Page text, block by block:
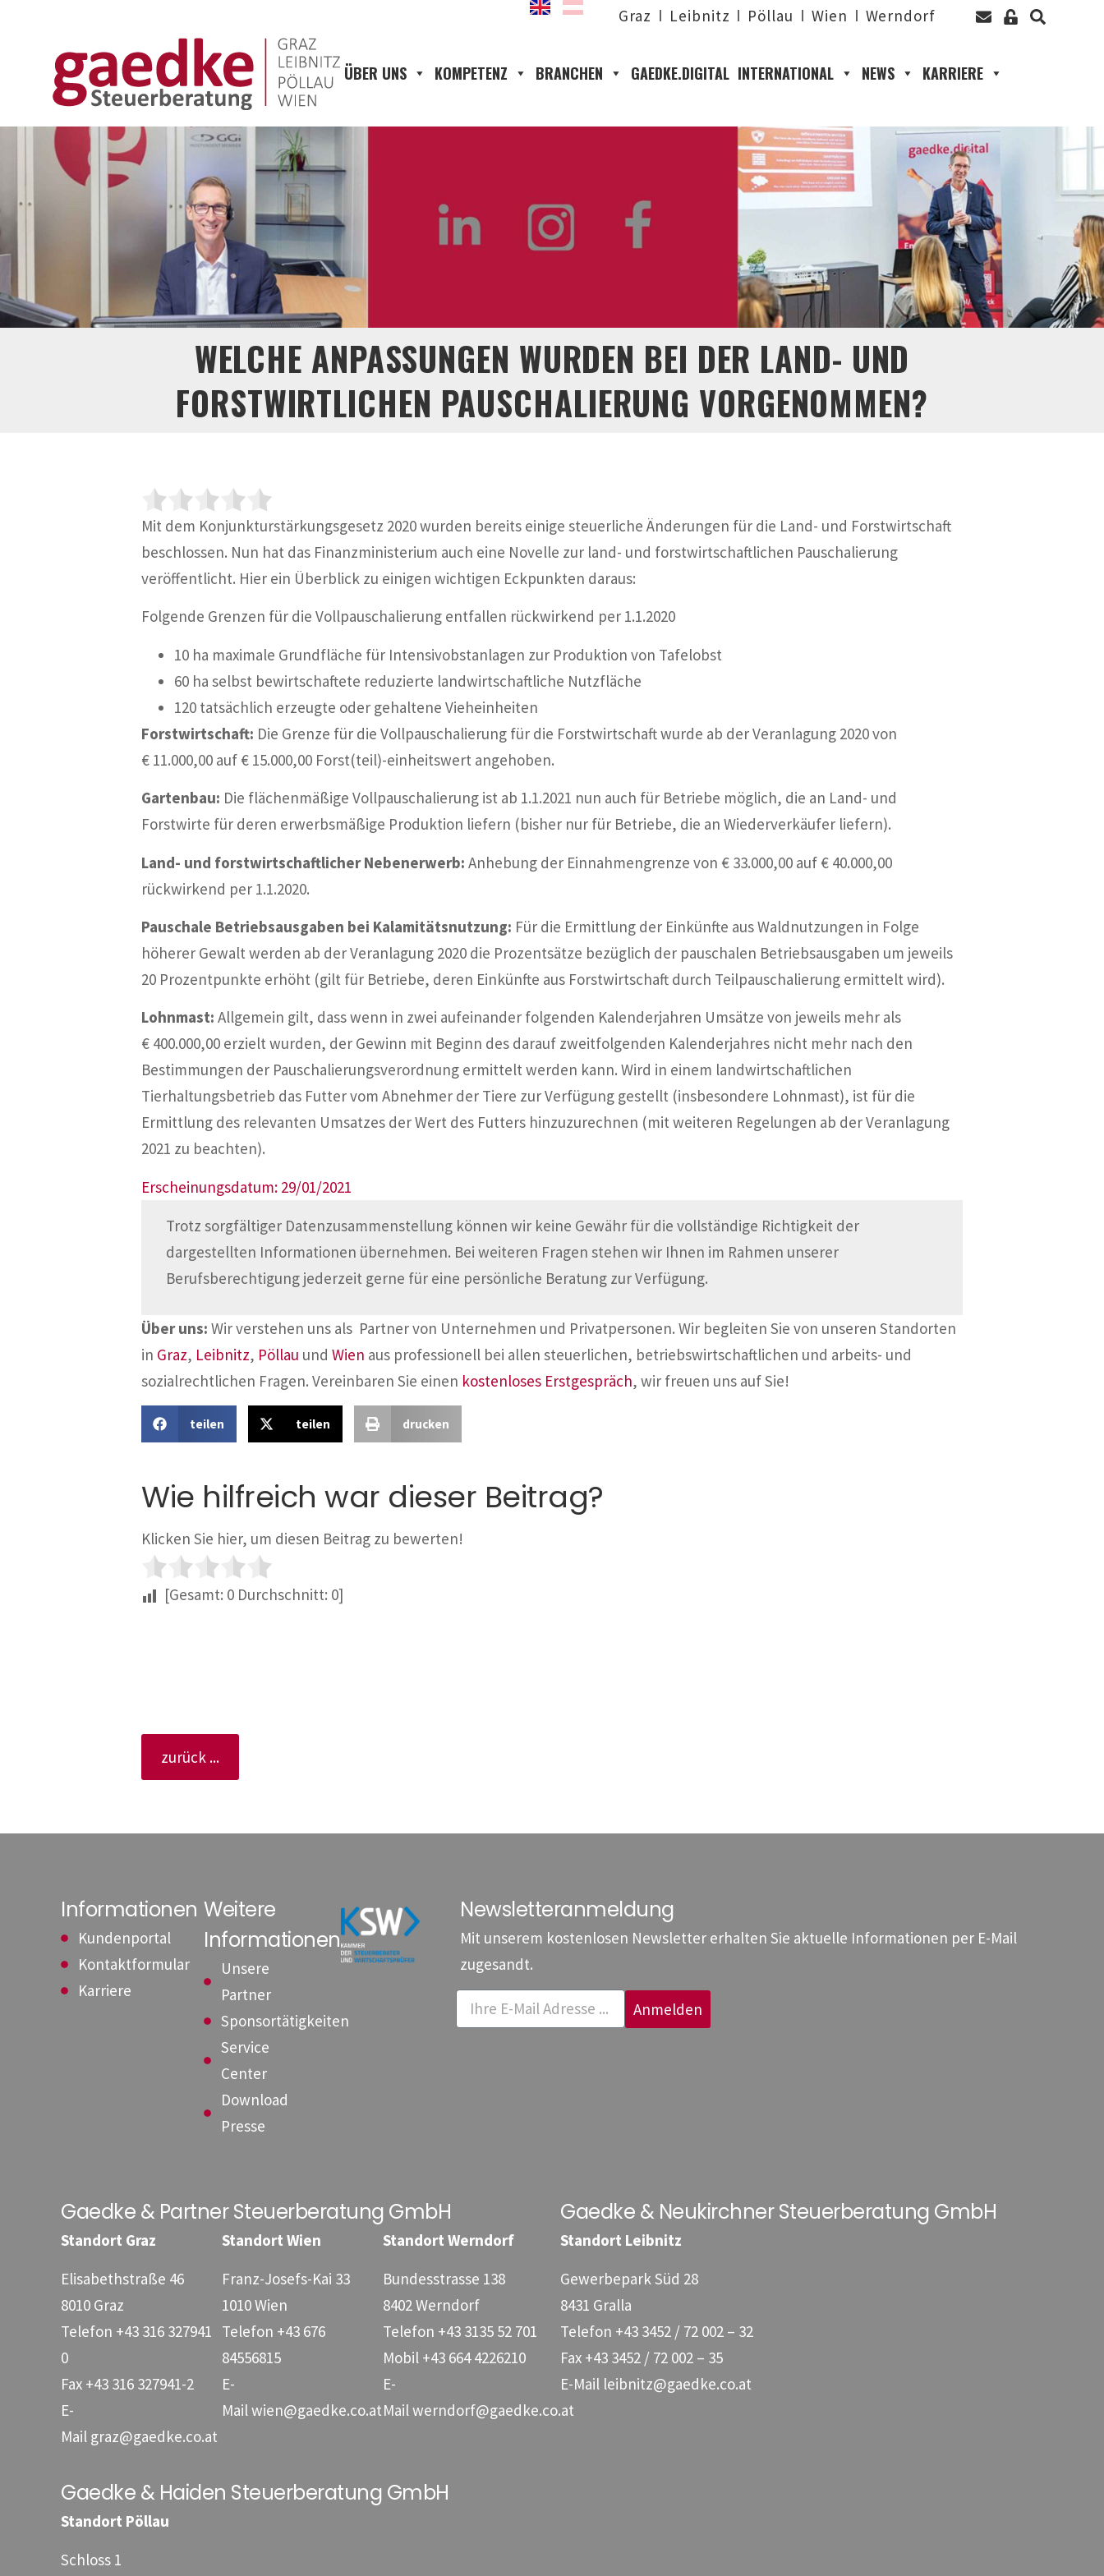
Graz Leibnitz Pöllau Wien Werndorf
ÜBER UNS KOMPETENZ BRANCHEN GAEDKE.DIGITAL INTERNATIONAL NEWS KARRIERE
WELCHE ANPASSUNGEN WURDEN BEI DER LAND- UND
FORSTWIRTLICHEN PAUSCHALIERUNG VORGENOMMEN?
Mit dem Konjunkturstärkungsgesetz 2020 wurden bereits einige steuerliche Änderungen für die Land- und Forstwirtschaft
beschlossen. Nun hat das Finanzministerium auch eine Novelle zur land- und forstwirtschaftlichen Pauschalierung
veröffentlicht. Hier ein Überblick zu einigen wichtigen Eckpunkten daraus:
Folgende Grenzen für die Vollpauschalierung entfallen rückwirkend per 1.1.2020
10 ha maximale Grundfläche für Intensivobstanlagen zur Produktion von Tafelobst
60 ha selbst bewirtschaftete reduzierte landwirtschaftliche Nutzfläche
120 tatsächlich erzeugte oder gehaltene Vieheinheiten
Forstwirtschaft: Die Grenze für die Vollpauschalierung für die Forstwirtschaft wurde ab der Veranlagung 2020 von
€ 11.000,00 auf € 15.000,00 Forst(teil)-einheitswert angehoben.
Gartenbau: Die flächenmäßige Vollpauschalierung ist ab 1.1.2021 nun auch für Betriebe möglich, die an Land- und
Forstwirte für deren erwerbsmäßige Produktion liefern (bisher nur für Betriebe, die an Wiederverkäufer liefern).
Land- und forstwirtschaftlicher Nebenerwerb: Anhebung der Einnahmengrenze von € 33.000,00 auf € 40.000,00
rückwirkend per 1.1.2020.
Pauschale Betriebsausgaben bei Kalamitätsnutzung: Für die Ermittlung der Einkünfte aus Waldnutzungen in Folge
höherer Gewalt werden ab der Veranlagung 2020 die Prozentsätze bezüglich der pauschalen Betriebsausgaben um jeweils
20 Prozentpunkte erhöht (gilt für Betriebe, deren Einkünfte aus Forstwirtschaft durch Teilpauschalierung ermittelt wird).
Lohnmast: Allgemein gilt, dass wenn in zwei aufeinander folgenden Kalenderjahren Umsätze von jeweils mehr als
€ 400.000,00 erzielt wurden, der Gewinn mit Beginn des darauf zweitfolgenden Kalenderjahres nicht mehr nach den
Bestimmungen der Pauschalierungsverordnung ermittelt werden kann. Wird in einem landwirtschaftlichen
Tierhaltungsbetrieb das Futter vom Abnehmer der Tiere zur Verfügung gestellt (insbesondere Lohnmast), ist für die
Ermittlung des relevanten Umsatzes der Wert des Futters hinzuzurechnen (mit weiteren Regelungen ab der Veranlagung
2021 zu beachten).
Erscheinungsdatum: 29/01/2021
Trotz sorgfältiger Datenzusammenstellung können wir keine Gewähr für die vollständige Richtigkeit der
dargestellten Informationen übernehmen. Bei weiteren Fragen stehen wir Ihnen im Rahmen unserer
Berufsberechtigung jederzeit gerne für eine persönliche Beratung zur Verfügung.
Über uns: Wir verstehen uns als Partner von Unternehmen und Privatpersonen. Wir begleiten Sie von unseren Standorten
in Graz, Leibnitz, Pöllau und Wien aus professionell bei allen steuerlichen, betriebswirtschaftlichen und arbeits- und
sozialrechtlichen Fragen. Vereinbaren Sie einen kostenloses Erstgespräch, wir freuen uns auf Sie!
teilen teilen drucken
Wie hilfreich war dieser Beitrag?
Klicken Sie hier, um diesen Beitrag zu bewerten!
[Gesamt: 0 Durchschnitt: 0]
zurück ...
Informationen
Kundenportal
Kontaktformular
Karriere
Weitere
Informationen
Unsere
Partner
Sponsortätigkeiten
Service
Center
Download
Presse
Newsletteranmeldung
Mit unserem kostenlosen Newsletter erhalten Sie aktuelle Informationen per E-Mail
zugesandt.
Anmelden
Gaedke & Partner Steuerberatung GmbH
Standort Graz
Elisabethstraße 46
8010 Graz
Telefon +43 316 327941
0
Fax +43 316 327941-2
E-
Mail graz@gaedke.co.at
Standort Wien
Franz-Josefs-Kai 33
1010 Wien
Telefon +43 676
84556815
E-
Mailwien@gaedke.co.at
Standort Werndorf
Bundesstrasse 138
8402 Werndorf
Telefon +43 3135 52 701
Mobil +43 664 4226210
E-
Mailwerndorf@gaedke.co.at
Gaedke & Neukirchner Steuerberatung GmbH
Standort Leibnitz
Gewerbepark Süd 28
8431 Gralla
Telefon +43 3452 / 72 002 – 32
Fax +43 3452 / 72 002 – 35
E-Mail leibnitz@gaedke.co.at
Gaedke & Haiden Steuerberatung GmbH
Standort Pöllau
Schloss 1